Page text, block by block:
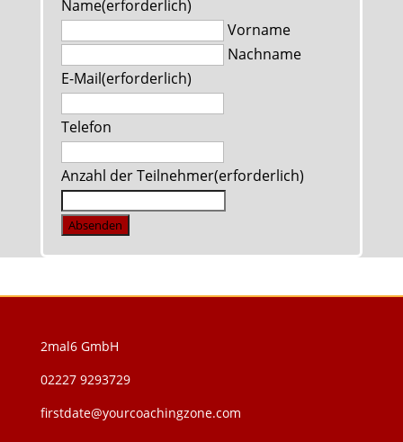
Name(erforderlich)
Vorname
Nachname
E-Mail(erforderlich)
Telefon
Anzahl der Teilnehmer(erforderlich)
Absenden
2mal6 GmbH
02227 9293729
firstdate@yourcoachingzone.com